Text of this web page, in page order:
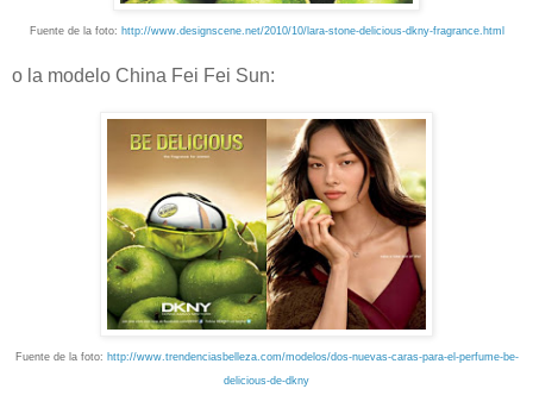
Fuente de la foto: http://www.designscene.net/2010/10/lara-stone-delicious-dkny-fragrance.html
o la modelo China Fei Fei Sun:
Fuente de la foto: http://www.trendenciasbelleza.com/modelos/dos-nuevas-caras-para-el-perfume-be-
delicious-de-dkny